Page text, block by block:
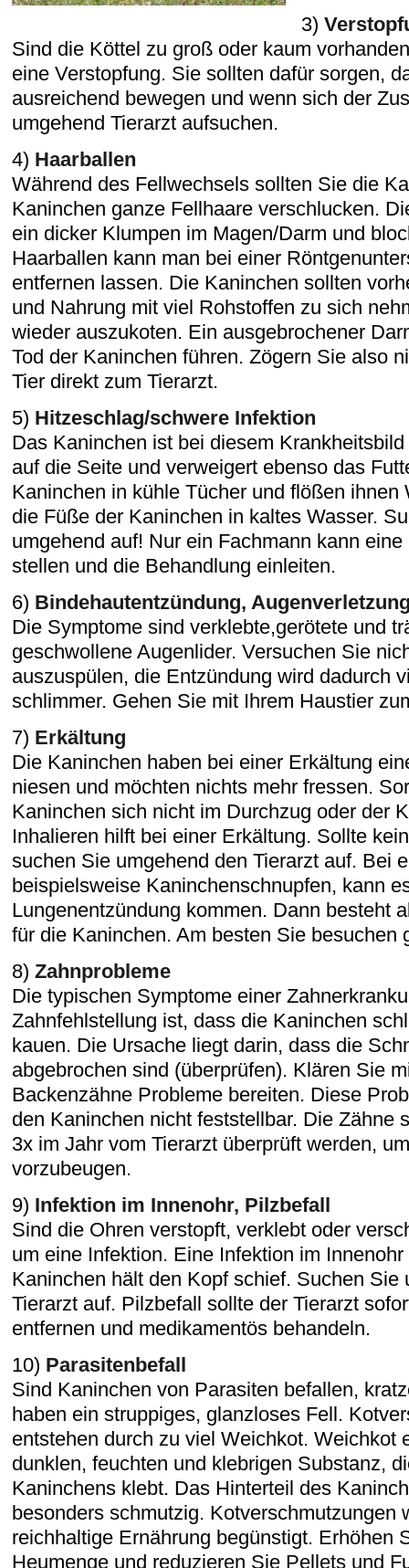
3)
Sind die Köttel zu groß oder kaum
eine Verstopfung. Sie sollten dafür sorgen,
ausreichend bewegen und wenn sich der
umgehend Tierarzt aufsuchen.
4) Haarballen
Während des Fellwechsels sollten Sie die
Kaninchen ganze Fellhaare verschlucken.
ein dicker Klumpen im Magen/Darm und
Haarballen kann man bei einer
entfernen lassen. Die Kaninchen sollten
und Nahrung mit viel Rohstoffen zu sich
wieder auszukoten. Ein ausgebrochener
Tod der Kaninchen führen. Zögern Sie also
Tier direkt zum Tierarzt.
5) Hitzeschlag/schwere Infektion
Das Kaninchen ist bei diesem
auf die Seite und verweigert ebenso das
Kaninchen in kühle Tücher und flößen ihnen
die Füße der Kaninchen in kaltes Wasser.
umgehend auf! Nur ein Fachmann kann
stellen und die Behandlung einleiten.
6) Bindehautentzündung,
Die Symptome sind verklebte,gerötete und
geschwollene Augenlider. Versuchen Sie
auszuspülen, die Entzündung wird dadurch
schlimmer. Gehen Sie mit Ihrem Haustier
7) Erkältung
Die Kaninchen haben bei einer Erkältung
niesen und möchten nichts mehr fressen.
Kaninchen sich nicht im Durchzug oder der
Inhalieren hilft bei einer Erkältung. Sollte
suchen Sie umgehend den Tierarzt auf. Bei
beispielsweise Kaninchenschnupfen, kann
Lungenentzündung kommen. Dann besteht
für die Kaninchen. Am besten Sie besuchen
8) Zahnprobleme
Die typischen Symptome einer
Zahnfehlstellung ist, dass die Kaninchen
kauen. Die Ursache liegt darin, dass die
abgebrochen sind (überprüfen). Klären Sie
Backenzähne Probleme bereiten. Diese
den Kaninchen nicht feststellbar. Die Zähne
3x im Jahr vom Tierarzt überprüft werden,
vorzubeugen.
9) Infektion im Innenohr, Pilzbefall
Sind die Ohren verstopft, verklebt oder
um eine Infektion. Eine Infektion im
Kaninchen hält den Kopf schief. Suchen Sie
Tierarzt auf. Pilzbefall sollte der Tierarzt
entfernen und medikamentös behandeln.
10) Parasitenbefall
Sind Kaninchen von Parasiten befallen,
haben ein struppiges, glanzloses Fell.
entstehen durch zu viel Weichkot. Weichkot
dunklen, feuchten und klebrigen Substanz,
Kaninchens klebt. Das Hinterteil des
besonders schmutzig. Kotverschmutzungen
reichhaltige Ernährung begünstigt. Erhöhen
Heumenge und reduzieren Sie Pellets und